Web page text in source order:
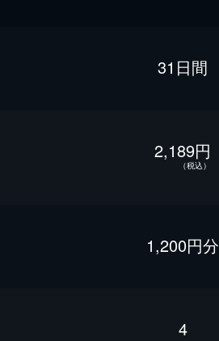
31日間
2,189円
（税込）
1,200円分
4